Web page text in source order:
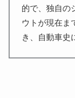
的で、独自の
ウトが現在ま
き、自動車史